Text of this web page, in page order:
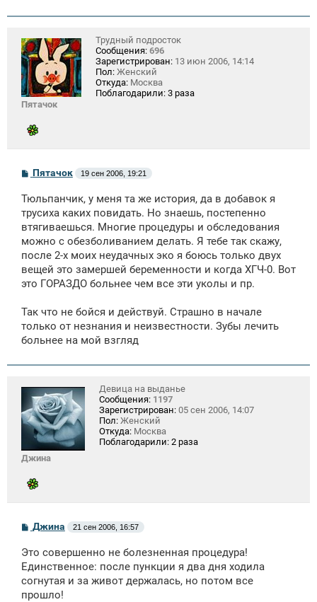
Пятачок
Трудный подросток
Сообщения: 696
Зарегистрирован: 13 июн 2006, 14:14
Пол: Женский
Откуда: Москва
Поблагодарили: 3 раза
С
б
щ
е
н
и
Пятачок 19 сен 2006, 19:21
Тюльпанчик, у меня та же история, да в добавок я
трусиха каких повидать. Но знаешь, постепенно
втягиваешься. Многие процедуры и обследования
можно с обезболиванием делать. Я тебе так скажу,
после 2-х моих неудачных эко я боюсь только двух
вещей это замершей беременности и когда ХГЧ-0. Вот
это ГОРАЗДО больнее чем все эти уколы и пр.
Так что не бойся и действуй. Страшно в начале
только от незнания и неизвестности. Зубы лечить
больнее на мой взгляд
Джина
Девица на выданье
Сообщения: 1197
Зарегистрирован: 05 сен 2006, 14:07
Пол: Женский
Откуда: Москва
Поблагодарили: 2 раза
С
б
щ
е
н
и
Джина 21 сен 2006, 16:57
Это совершенно не болезненная процедура!
Единственное: после пункции я два дня ходила
согнутая и за живот держалась, но потом все
прошло!